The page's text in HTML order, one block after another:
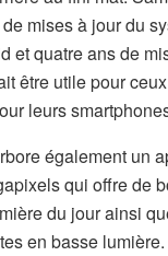
mises à jour du
et quatre ans de
être utile pour
leurs
également un
qui offre de
du jour ainsi
en basse